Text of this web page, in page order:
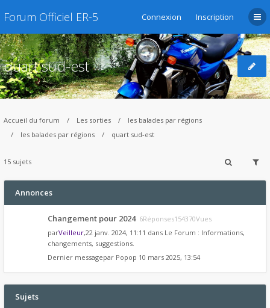
Forum Officiel ER-5 Connexion Inscription
quart sud-est
Accueil du forum Les sorties
les balades par régions
les balades par régions
quart sud-est
15 sujets
Annonces
Changement pour 2024 6Réponses154370Vues
parVeilleur,22 janv. 2024, 11:11 dans Le Forum : Informations,
changements, suggestions.
Dernier messagepar Popop 10 mars 2025, 13:54
Sujets